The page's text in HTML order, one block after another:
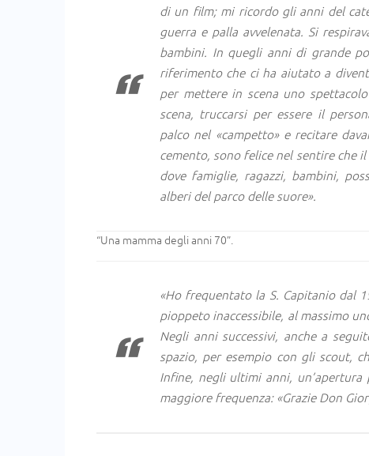
di un film; mi ricordo gli anni del
guerra e palla avvelenata. Si
bambini. In quegli anni di grande
riferimento che ci ha aiutato a
per mettere in scena uno
scena, truccarsi per essere il
palco nel «campetto» e recitare
cemento, sono felice nel sentire che
dove famiglie, ragazzi, bambini,
alberi del parco delle suore».
“Una mamma degli anni 70”.
«Ho frequentato la S. Capitanio dal
pioppeto inaccessibile, al massimo
Negli anni successivi, anche a
spazio, per esempio con gli scout,
Infine, negli ultimi anni,
maggiore frequenza: «Grazie Don